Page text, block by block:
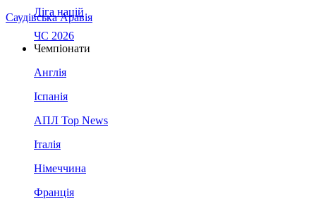
Саудівська Аравія
Ліга націй
ЧС 2026
Чемпіонати
Англія
Іспанія
АПЛ Top News
Італія
Німеччина
Франція